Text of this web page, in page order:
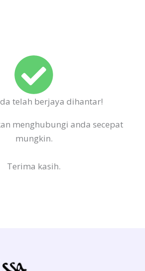
telah berjaya dihantar!
menghubungi anda secepat
mungkin.
Terima kasih.